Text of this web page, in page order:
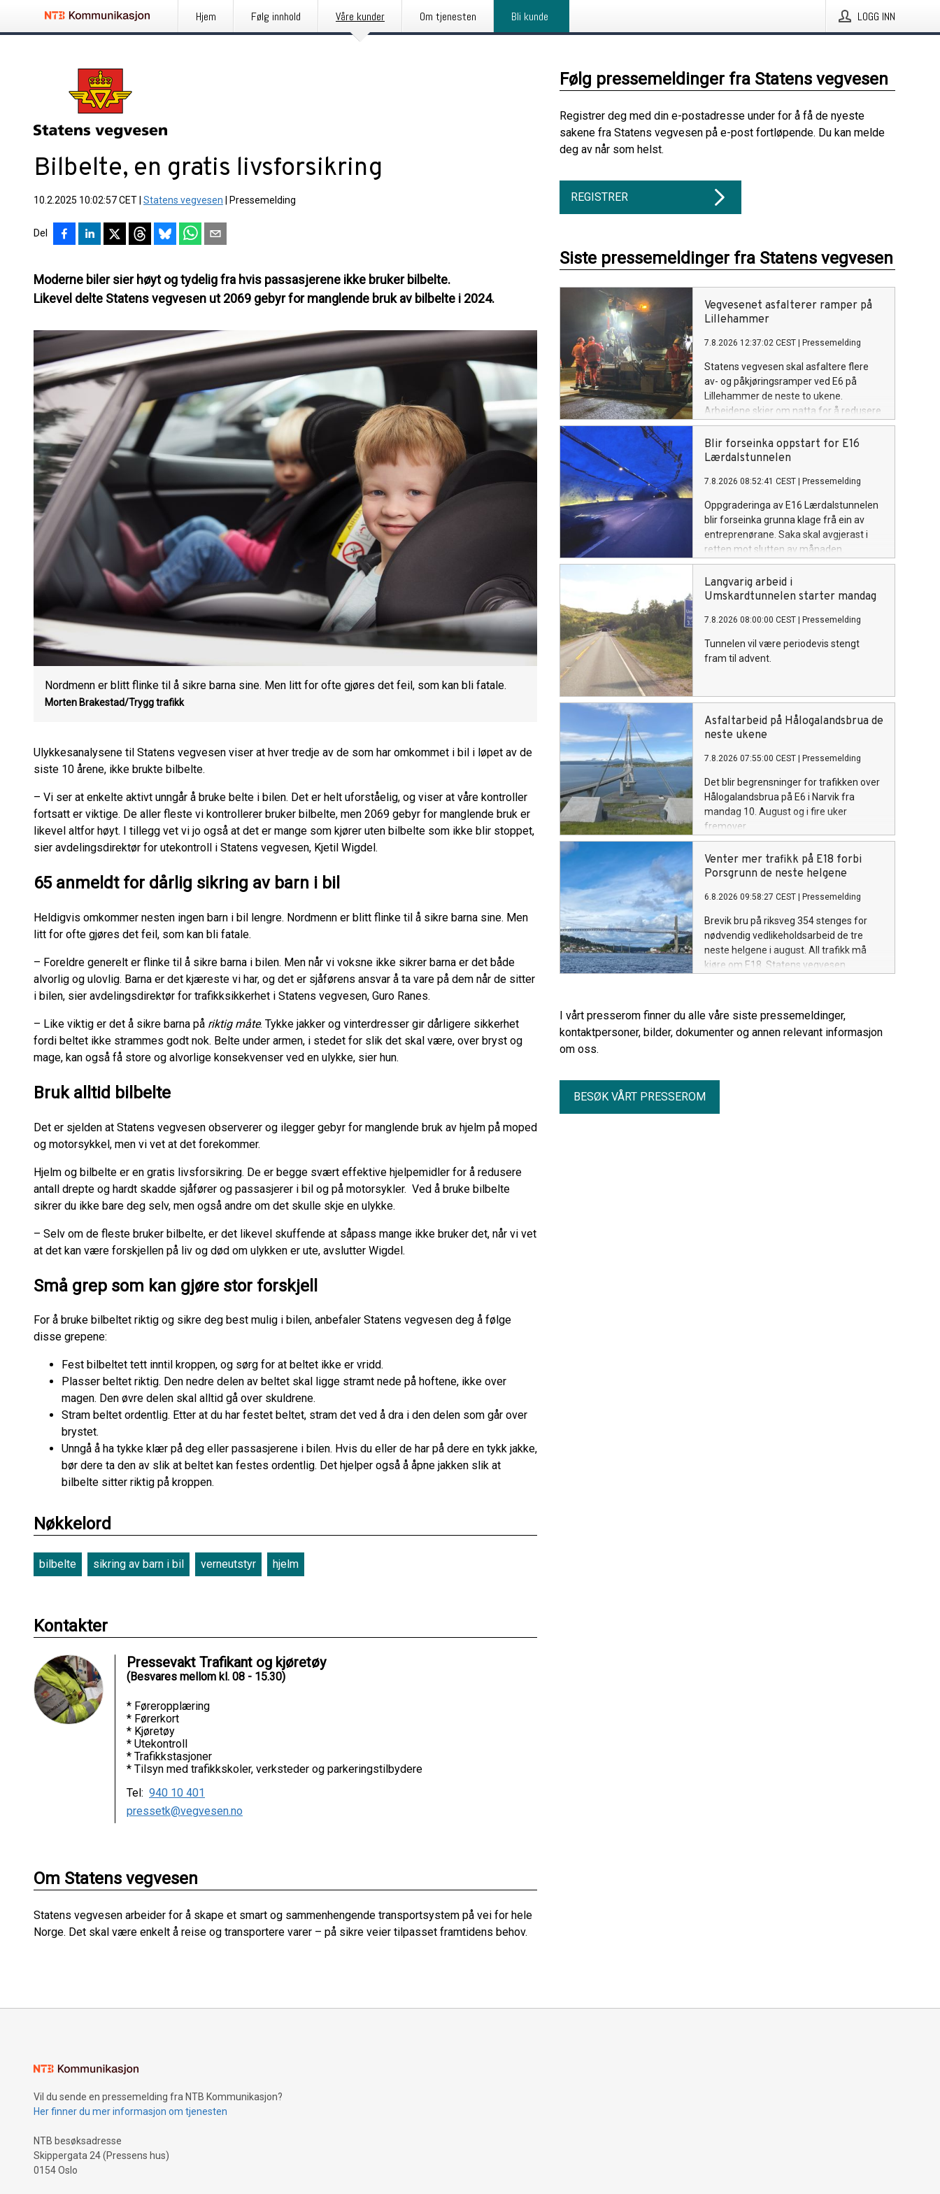
Hjem Følg innhold Våre kunder Om tjenesten Bli kunde LOGG INN
Bilbelte, en gratis livsforsikring
10.2.2025 10:02:57 CET Statens vegvesen Pressemelding
Del
Moderne biler sier høyt og tydelig fra hvis passasjerene ikke bruker bilbelte.
Likevel delte Statens vegvesen ut 2069 gebyr for manglende bruk av bilbelte i 2024.
Nordmenn er blitt flinke til å sikre barna sine. Men litt for ofte gjøres det feil, som kan bli fatale.
Morten Brakestad/Trygg trafikk
Ulykkesanalysene til Statens vegvesen viser at hver tredje av de som har omkommet i bil i løpet av de
siste 10 årene, ikke brukte bilbelte.
– Vi ser at enkelte aktivt unngår å bruke belte i bilen. Det er helt uforståelig, og viser at våre kontroller
fortsatt er viktige. De aller fleste vi kontrollerer bruker bilbelte, men 2069 gebyr for manglende bruk er
likevel altfor høyt. I tillegg vet vi jo også at det er mange som kjører uten bilbelte som ikke blir stoppet,
sier avdelingsdirektør for utekontroll i Statens vegvesen, Kjetil Wigdel.
65 anmeldt for dårlig sikring av barn i bil
Heldigvis omkommer nesten ingen barn i bil lengre. Nordmenn er blitt flinke til å sikre barna sine. Men
litt for ofte gjøres det feil, som kan bli fatale.
– Foreldre generelt er flinke til å sikre barna i bilen. Men når vi voksne ikke sikrer barna er det både
alvorlig og ulovlig. Barna er det kjæreste vi har, og det er sjåførens ansvar å ta vare på dem når de sitter
i bilen, sier avdelingsdirektør for trafikksikkerhet i Statens vegvesen, Guro Ranes.
– Like viktig er det å sikre barna på riktig måte. Tykke jakker og vinterdresser gir dårligere sikkerhet
fordi beltet ikke strammes godt nok. Belte under armen, i stedet for slik det skal være, over bryst og
mage, kan også få store og alvorlige konsekvenser ved en ulykke, sier hun.
Bruk alltid bilbelte
Det er sjelden at Statens vegvesen observerer og ilegger gebyr for manglende bruk av hjelm på moped
og motorsykkel, men vi vet at det forekommer.
Hjelm og bilbelte er en gratis livsforsikring. De er begge svært effektive hjelpemidler for å redusere
antall drepte og hardt skadde sjåfører og passasjerer i bil og på motorsykler. Ved å bruke bilbelte
sikrer du ikke bare deg selv, men også andre om det skulle skje en ulykke.
– Selv om de fleste bruker bilbelte, er det likevel skuffende at såpass mange ikke bruker det, når vi vet
at det kan være forskjellen på liv og død om ulykken er ute, avslutter Wigdel.
Små grep som kan gjøre stor forskjell
For å bruke bilbeltet riktig og sikre deg best mulig i bilen, anbefaler Statens vegvesen deg å følge
disse grepene:
Fest bilbeltet tett inntil kroppen, og sørg for at beltet ikke er vridd.
Plasser beltet riktig. Den nedre delen av beltet skal ligge stramt nede på hoftene, ikke over
magen. Den øvre delen skal alltid gå over skuldrene.
Stram beltet ordentlig. Etter at du har festet beltet, stram det ved å dra i den delen som går over
brystet.
Unngå å ha tykke klær på deg eller passasjerene i bilen. Hvis du eller de har på dere en tykk jakke,
bør dere ta den av slik at beltet kan festes ordentlig. Det hjelper også å åpne jakken slik at
bilbelte sitter riktig på kroppen.
Nøkkelord
bilbelte sikring av barn i bil verneutstyr hjelm
Kontakter
Pressevakt Trafikant og kjøretøy
(Besvares mellom kl. 08 - 15.30)
* Føreropplæring
* Førerkort
* Kjøretøy
* Utekontroll
* Trafikkstasjoner
* Tilsyn med trafikkskoler, verksteder og parkeringstilbydere
Tel: 940 10 401
pressetk@vegvesen.no
Om Statens vegvesen
Statens vegvesen arbeider for å skape et smart og sammenhengende transportsystem på vei for hele
Norge. Det skal være enkelt å reise og transportere varer – på sikre veier tilpasset framtidens behov.
Følg pressemeldinger fra Statens vegvesen
Registrer deg med din e-postadresse under for å få de nyeste
sakene fra Statens vegvesen på e-post fortløpende. Du kan melde
deg av når som helst.
REGISTRER
Siste pressemeldinger fra Statens vegvesen
Vegvesenet asfalterer ramper på
Lillehammer
7.8.2026 12:37:02 CEST Pressemelding
Statens vegvesen skal asfaltere flere
av- og påkjøringsramper ved E6 på
Lillehammer de neste to ukene.
Arbeidene skjer om natta for å redusere
ulempene for trafikantene.
Blir forseinka oppstart for E16
Lærdalstunnelen
7.8.2026 08:52:41 CEST Pressemelding
Oppgraderinga av E16 Lærdalstunnelen
blir forseinka grunna klage frå ein av
entreprenørane. Saka skal avgjerast i
retten mot slutten av månaden.
Langvarig arbeid i
Umskardtunnelen starter mandag
7.8.2026 08:00:00 CEST Pressemelding
Tunnelen vil være periodevis stengt
fram til advent.
Asfaltarbeid på Hålogalandsbrua de
neste ukene
7.8.2026 07:55:00 CEST Pressemelding
Det blir begrensninger for trafikken over
Hålogalandsbrua på E6 i Narvik fra
mandag 10. August og i fire uker
fremover.
Venter mer trafikk på E18 forbi
Porsgrunn de neste helgene
6.8.2026 09:58:27 CEST Pressemelding
Brevik bru på riksveg 354 stenges for
nødvendig vedlikeholdsarbeid de tre
neste helgene i august. All trafikk må
kjøre om E18. Statens vegvesen
I vårt presserom finner du alle våre siste pressemeldinger,
kontaktpersoner, bilder, dokumenter og annen relevant informasjon
om oss.
BESØK VÅRT PRESSEROM
Vil du sende en pressemelding fra NTB Kommunikasjon?
Her finner du mer informasjon om tjenesten
NTB besøksadresse
Skippergata 24 (Pressens hus)
0154 Oslo